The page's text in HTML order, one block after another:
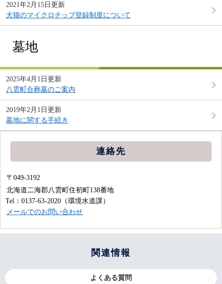
2021年2月15日更新
犬猫のマイクロチップ登録制度について
墓地
2025年4月1日更新
八雲町合葬墓のご案内
2019年2月1日更新
墓地に関する手続き
連絡先
〒049-3192
北海道二海郡八雲町住初町138番地
Tel：0137-63-2020 （環境水道課）
メールでのお問い合わせ
関連情報
よくある質問